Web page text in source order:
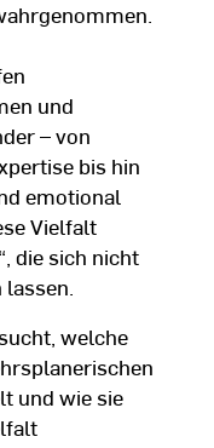
und
– von
bis hin
emotional
Vielfalt
die sich nicht
welche
und wie sie